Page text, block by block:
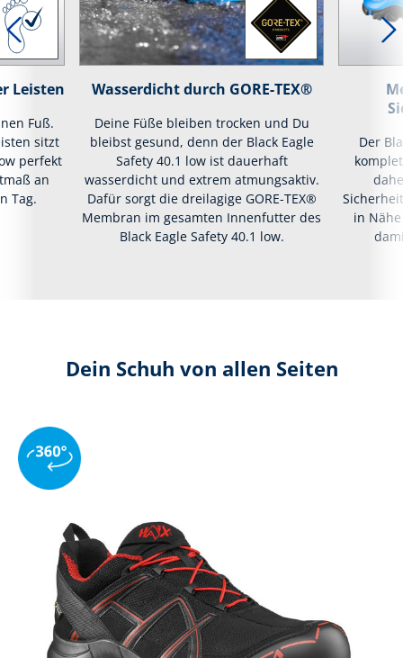
Leisten
Fuß.
sitzt
perfekt
an
Tag.
Wasserdicht durch GORE-TEX®
Deine Füße bleiben trocken und Du
bleibst gesund, denn der Black Eagle
Safety 40.1 low ist dauerhaft
wasserdicht und extrem atmungsaktiv.
Dafür sorgt die dreilagige GORE-TEX®
Membran im gesamten Innenfutter des
Black Eagle Safety 40.1 low.
Der
in
Dein Schuh von allen Seiten